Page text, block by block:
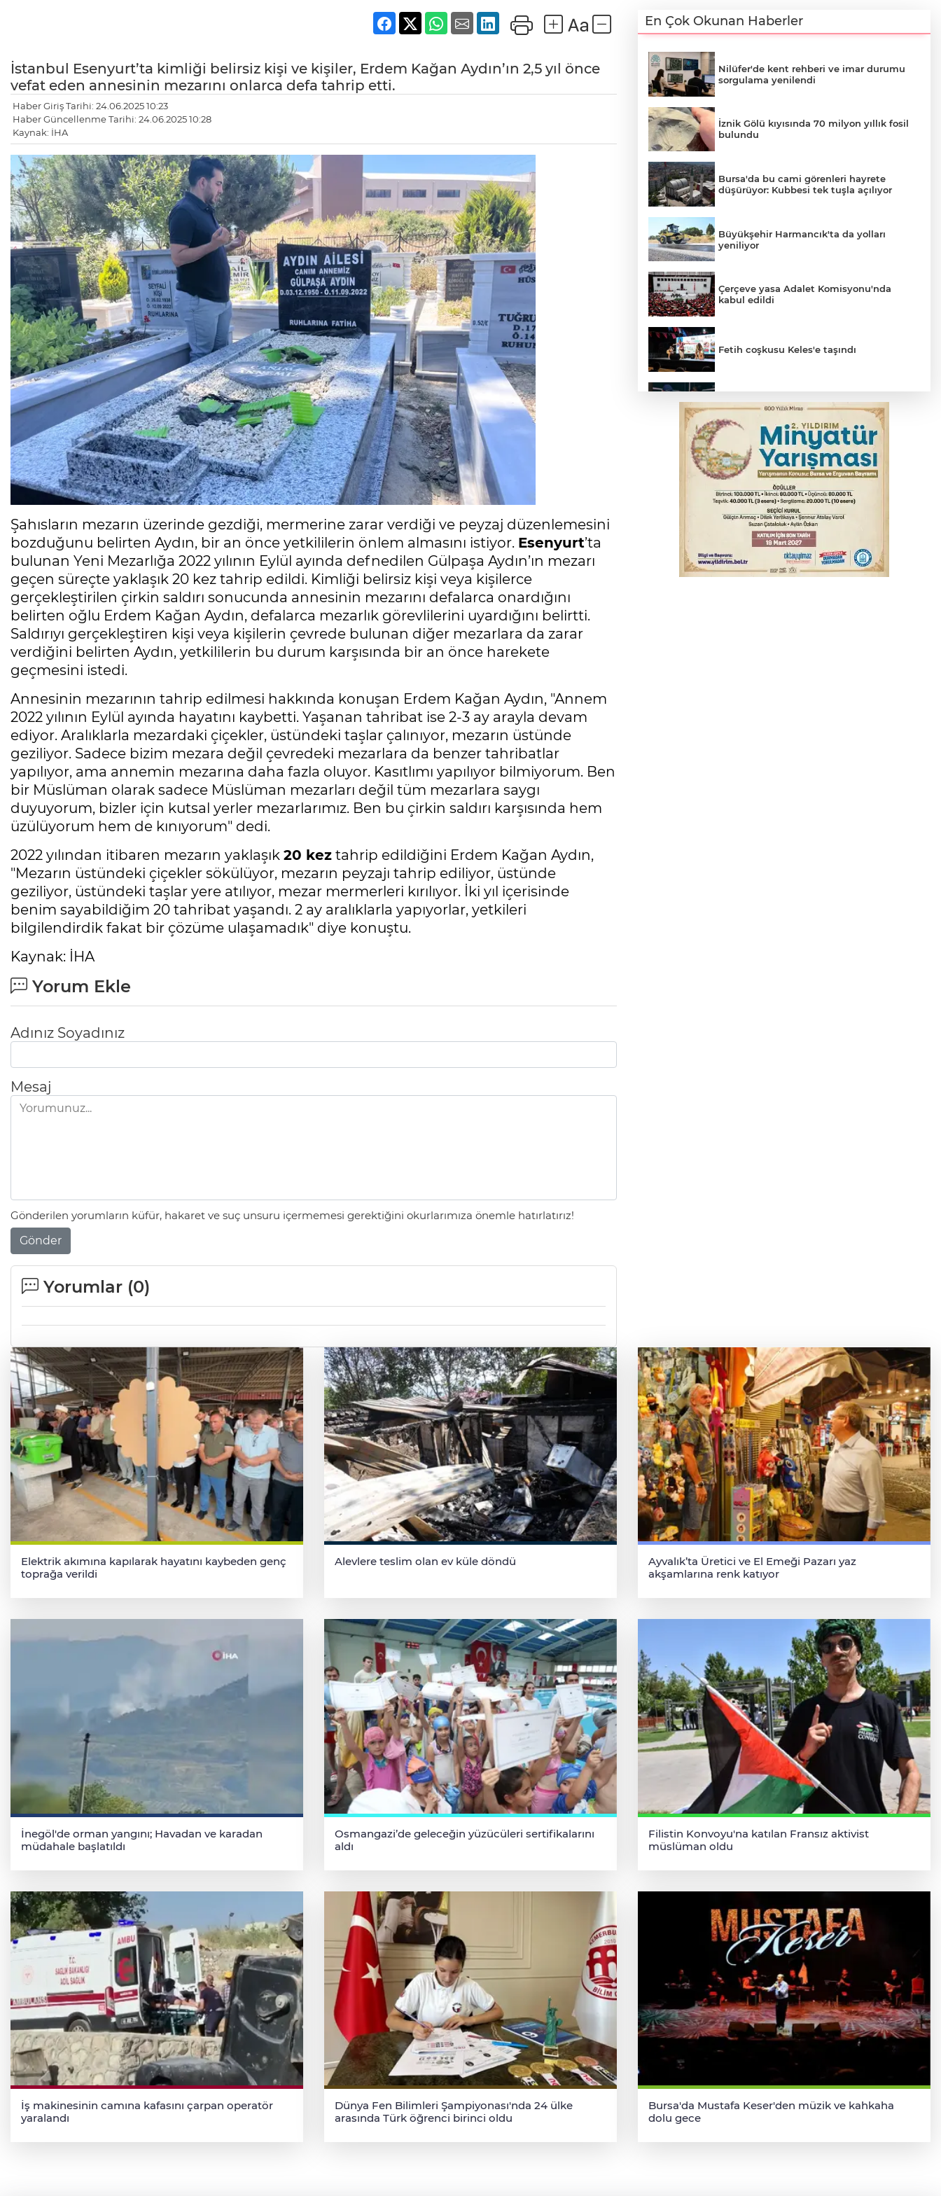
İstanbul Esenyurt’ta kimliği belirsiz kişi ve kişiler, Erdem Kağan Aydın’ın 2,5 yıl önce
vefat eden annesinin mezarını onlarca defa tahrip etti.
Haber Giriş Tarihi: 24.06.2025 10:23
Haber Güncellenme Tarihi: 24.06.2025 10:28
Kaynak: İHA
Şahısların mezarın üzerinde gezdiği, mermerine zarar verdiği ve peyzaj düzenlemesini
bozduğunu belirten Aydın, bir an önce yetkililerin önlem almasını istiyor. Esenyurt’ta
bulunan Yeni Mezarlığa 2022 yılının Eylül ayında defnedilen Gülpaşa Aydın’ın mezarı
geçen süreçte yaklaşık 20 kez tahrip edildi. Kimliği belirsiz kişi veya kişilerce
gerçekleştirilen çirkin saldırı sonucunda annesinin mezarını defalarca onardığını
belirten oğlu Erdem Kağan Aydın, defalarca mezarlık görevlilerini uyardığını belirtti.
Saldırıyı gerçekleştiren kişi veya kişilerin çevrede bulunan diğer mezarlara da zarar
verdiğini belirten Aydın, yetkililerin bu durum karşısında bir an önce harekete
geçmesini istedi.
Annesinin mezarının tahrip edilmesi hakkında konuşan Erdem Kağan Aydın, "Annem
2022 yılının Eylül ayında hayatını kaybetti. Yaşanan tahribat ise 2-3 ay arayla devam
ediyor. Aralıklarla mezardaki çiçekler, üstündeki taşlar çalınıyor, mezarın üstünde
geziliyor. Sadece bizim mezara değil çevredeki mezarlara da benzer tahribatlar
yapılıyor, ama annemin mezarına daha fazla oluyor. Kasıtlımı yapılıyor bilmiyorum. Ben
bir Müslüman olarak sadece Müslüman mezarları değil tüm mezarlara saygı
duyuyorum, bizler için kutsal yerler mezarlarımız. Ben bu çirkin saldırı karşısında hem
üzülüyorum hem de kınıyorum" dedi.
2022 yılından itibaren mezarın yaklaşık 20 kez tahrip edildiğini Erdem Kağan Aydın,
"Mezarın üstündeki çiçekler sökülüyor, mezarın peyzajı tahrip ediliyor, üstünde
geziliyor, üstündeki taşlar yere atılıyor, mezar mermerleri kırılıyor. İki yıl içerisinde
benim sayabildiğim 20 tahribat yaşandı. 2 ay aralıklarla yapıyorlar, yetkileri
bilgilendirdik fakat bir çözüme ulaşamadık" diye konuştu.
Kaynak: İHA
Yorum Ekle
Adınız Soyadınız
Mesaj
Gönderilen yorumların küfür, hakaret ve suç unsuru içermemesi gerektiğini okurlarımıza önemle hatırlatırız!
Gönder
Yorumlar (0)
En Çok Okunan Haberler
Nilüfer'de kent rehberi ve imar durumu
sorgulama yenilendi
İznik Gölü kıyısında 70 milyon yıllık fosil
bulundu
Bursa'da bu cami görenleri hayrete
düşürüyor: Kubbesi tek tuşla açılıyor
Büyükşehir Harmancık'ta da yolları
yeniliyor
Çerçeve yasa Adalet Komisyonu'nda
kabul edildi
Fetih coşkusu Keles'e taşındı
kişi tutuklandı
İnegöl’de yangın paniği! Apartmana
sıçrayan alevler söndürüldü
Elektrik akımına kapılan işçi hayatını
kaybetti
Serbest piyasada döviz fiyatları
Elektrik akımına kapılarak hayatını kaybeden genç
toprağa verildi
Alevlere teslim olan ev küle döndü
Ayvalık’ta Üretici ve El Emeği Pazarı yaz
akşamlarına renk katıyor
İnegöl'de orman yangını; Havadan ve karadan
müdahale başlatıldı
Osmangazi’de geleceğin yüzücüleri sertifikalarını
aldı
Filistin Konvoyu'na katılan Fransız aktivist
müslüman oldu
İş makinesinin camına kafasını çarpan operatör
yaralandı
Dünya Fen Bilimleri Şampiyonası'nda 24 ülke
arasında Türk öğrenci birinci oldu
Bursa'da Mustafa Keser'den müzik ve kahkaha
dolu gece